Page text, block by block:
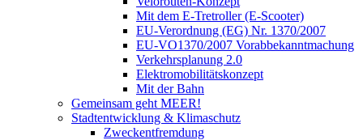
Mit dem E-Tretroller (E-Scooter)
EU-Verordnung (EG) Nr. 1370/2007
EU-VO1370/2007 Vorabbekanntmachung
Verkehrsplanung 2.0
Elektromobilitätskonzept
Mit der Bahn
Gemeinsam geht MEER!
Stadtentwicklung & Klimaschutz
Zweckentfremdung